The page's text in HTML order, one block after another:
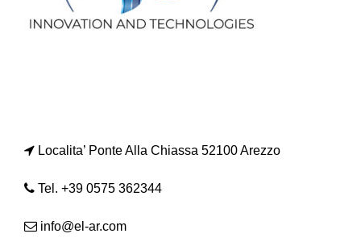
Localita’ Ponte Alla Chiassa 52100 Arezzo
Tel. +39 0575 362344
info@el-ar.com